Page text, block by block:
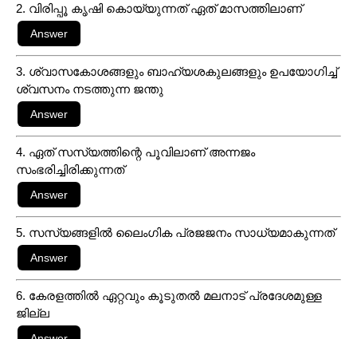
2. വിരിപ്പൂ കൃഷി കൊയ്യുന്നത് ഏത് മാസത്തിലാണ്
3. ശ്വാസകോശങ്ങളും ബാഹ്യശകുലങ്ങളും ഉപയോഗിച്ച്
ശ്വസനം നടത്തുന്ന ജന്തു
4. ഏത് സസ്യത്തിന്റെ പൂവിലാണ് അന്നജം
സംഭരിച്ചിരിക്കുന്നത്
5. സസ്യങ്ങളിൽ ലൈംഗിക പ്രജജനം സാധ്യമാകുന്നത്
6. കേരളത്തിൽ ഏറ്റവും കൂടുതൽ മലനാട് പ്രദേശമുള്ള
ജില്ല